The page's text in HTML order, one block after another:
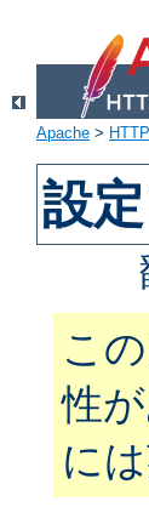
Apache >
設
こ
性
に